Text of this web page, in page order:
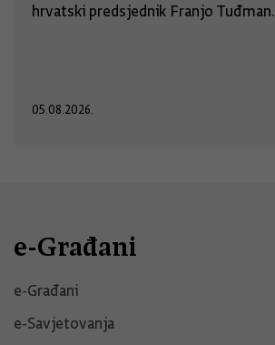
hrvatski predsjednik Franjo Tuđman.
05.08.2026.
e-Građani
e-Građani
e-Savjetovanja